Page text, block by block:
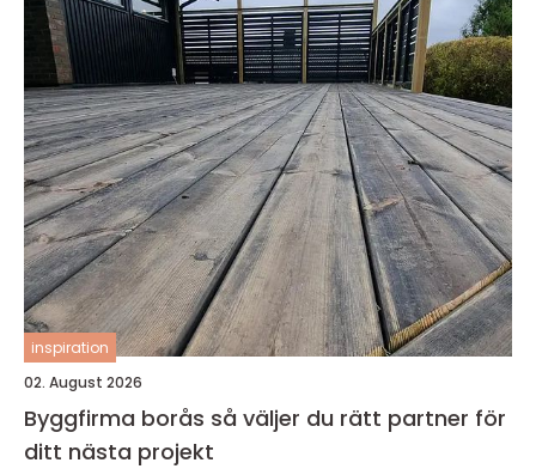
inspiration
02. August 2026
Byggfirma borås så väljer du rätt partner för
ditt nästa projekt